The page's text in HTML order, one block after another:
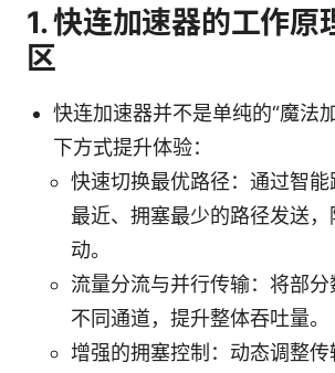
1. 快连加速器的工作原
区
快连加速器并不是单纯的“魔法
下方式提升体验：
快速切换最优路径：通过智
最近、拥塞最少的路径发送
动。
流量分流与并行传输：将部分
不同通道，提升整体吞吐量。
增强的拥塞控制：动态调整